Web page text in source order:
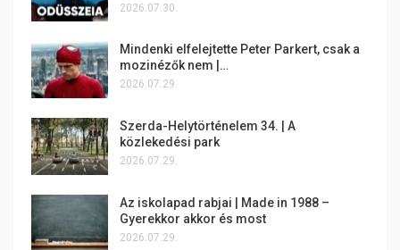
2026.07.30.
Mindenki elfelejtette Peter Parkert, csak a
mozinézők nem |…
2026.07.29.
Szerda-Helytörténelem 34. | A
közlekedési park
2026.07.29.
Az iskolapad rabjai | Made in 1988 –
Gyerekkor akkor és most
2026.07.29.